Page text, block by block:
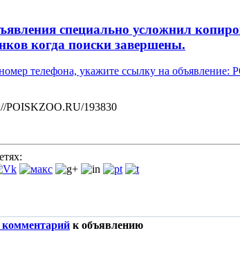
специально усложнил
когда поиски завершены.
телефона, укажите ссылку на объявление:
POISKZOO.RU/193830
комментарий к объявлению